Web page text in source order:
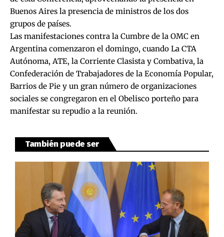
Buenos Aires la presencia de ministros de los dos
grupos de países.
Las manifestaciones contra la Cumbre de la OMC en
Argentina comenzaron el domingo, cuando La CTA
Autónoma, ATE, la Corriente Clasista y Combativa, la
Confederación de Trabajadores de la Economía Popular,
Barrios de Pie y un gran número de organizaciones
sociales se congregaron en el Obelisco porteño para
manifestar su repudio a la reunión.
También puede ser